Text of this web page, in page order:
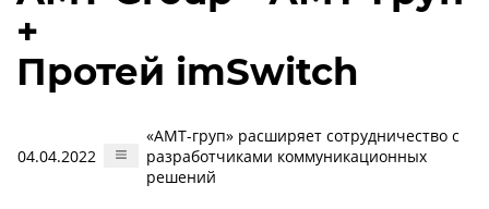
+
Протей imSwitch
04.04.2022
«АМТ-груп» расширяет сотрудничество с
разработчиками коммуникационных
решений